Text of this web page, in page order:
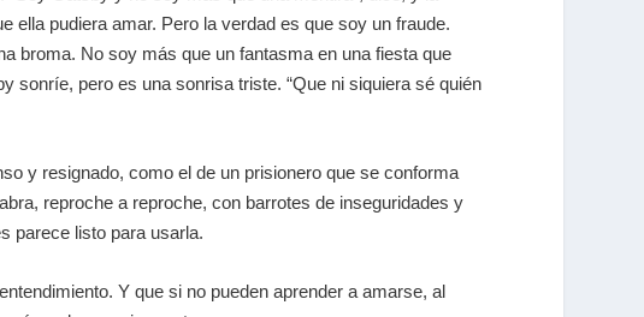
ella pudiera amar. Pero la verdad es que soy un fraude.
broma. No soy más que un fantasma en una fiesta que
sonríe, pero es una sonrisa triste. “Que ni siquiera sé quién
y resignado, como el de un prisionero que se conforma
reproche a reproche, con barrotes de inseguridades y
parece listo para usarla.
Y que si no pueden aprender a amarse, al